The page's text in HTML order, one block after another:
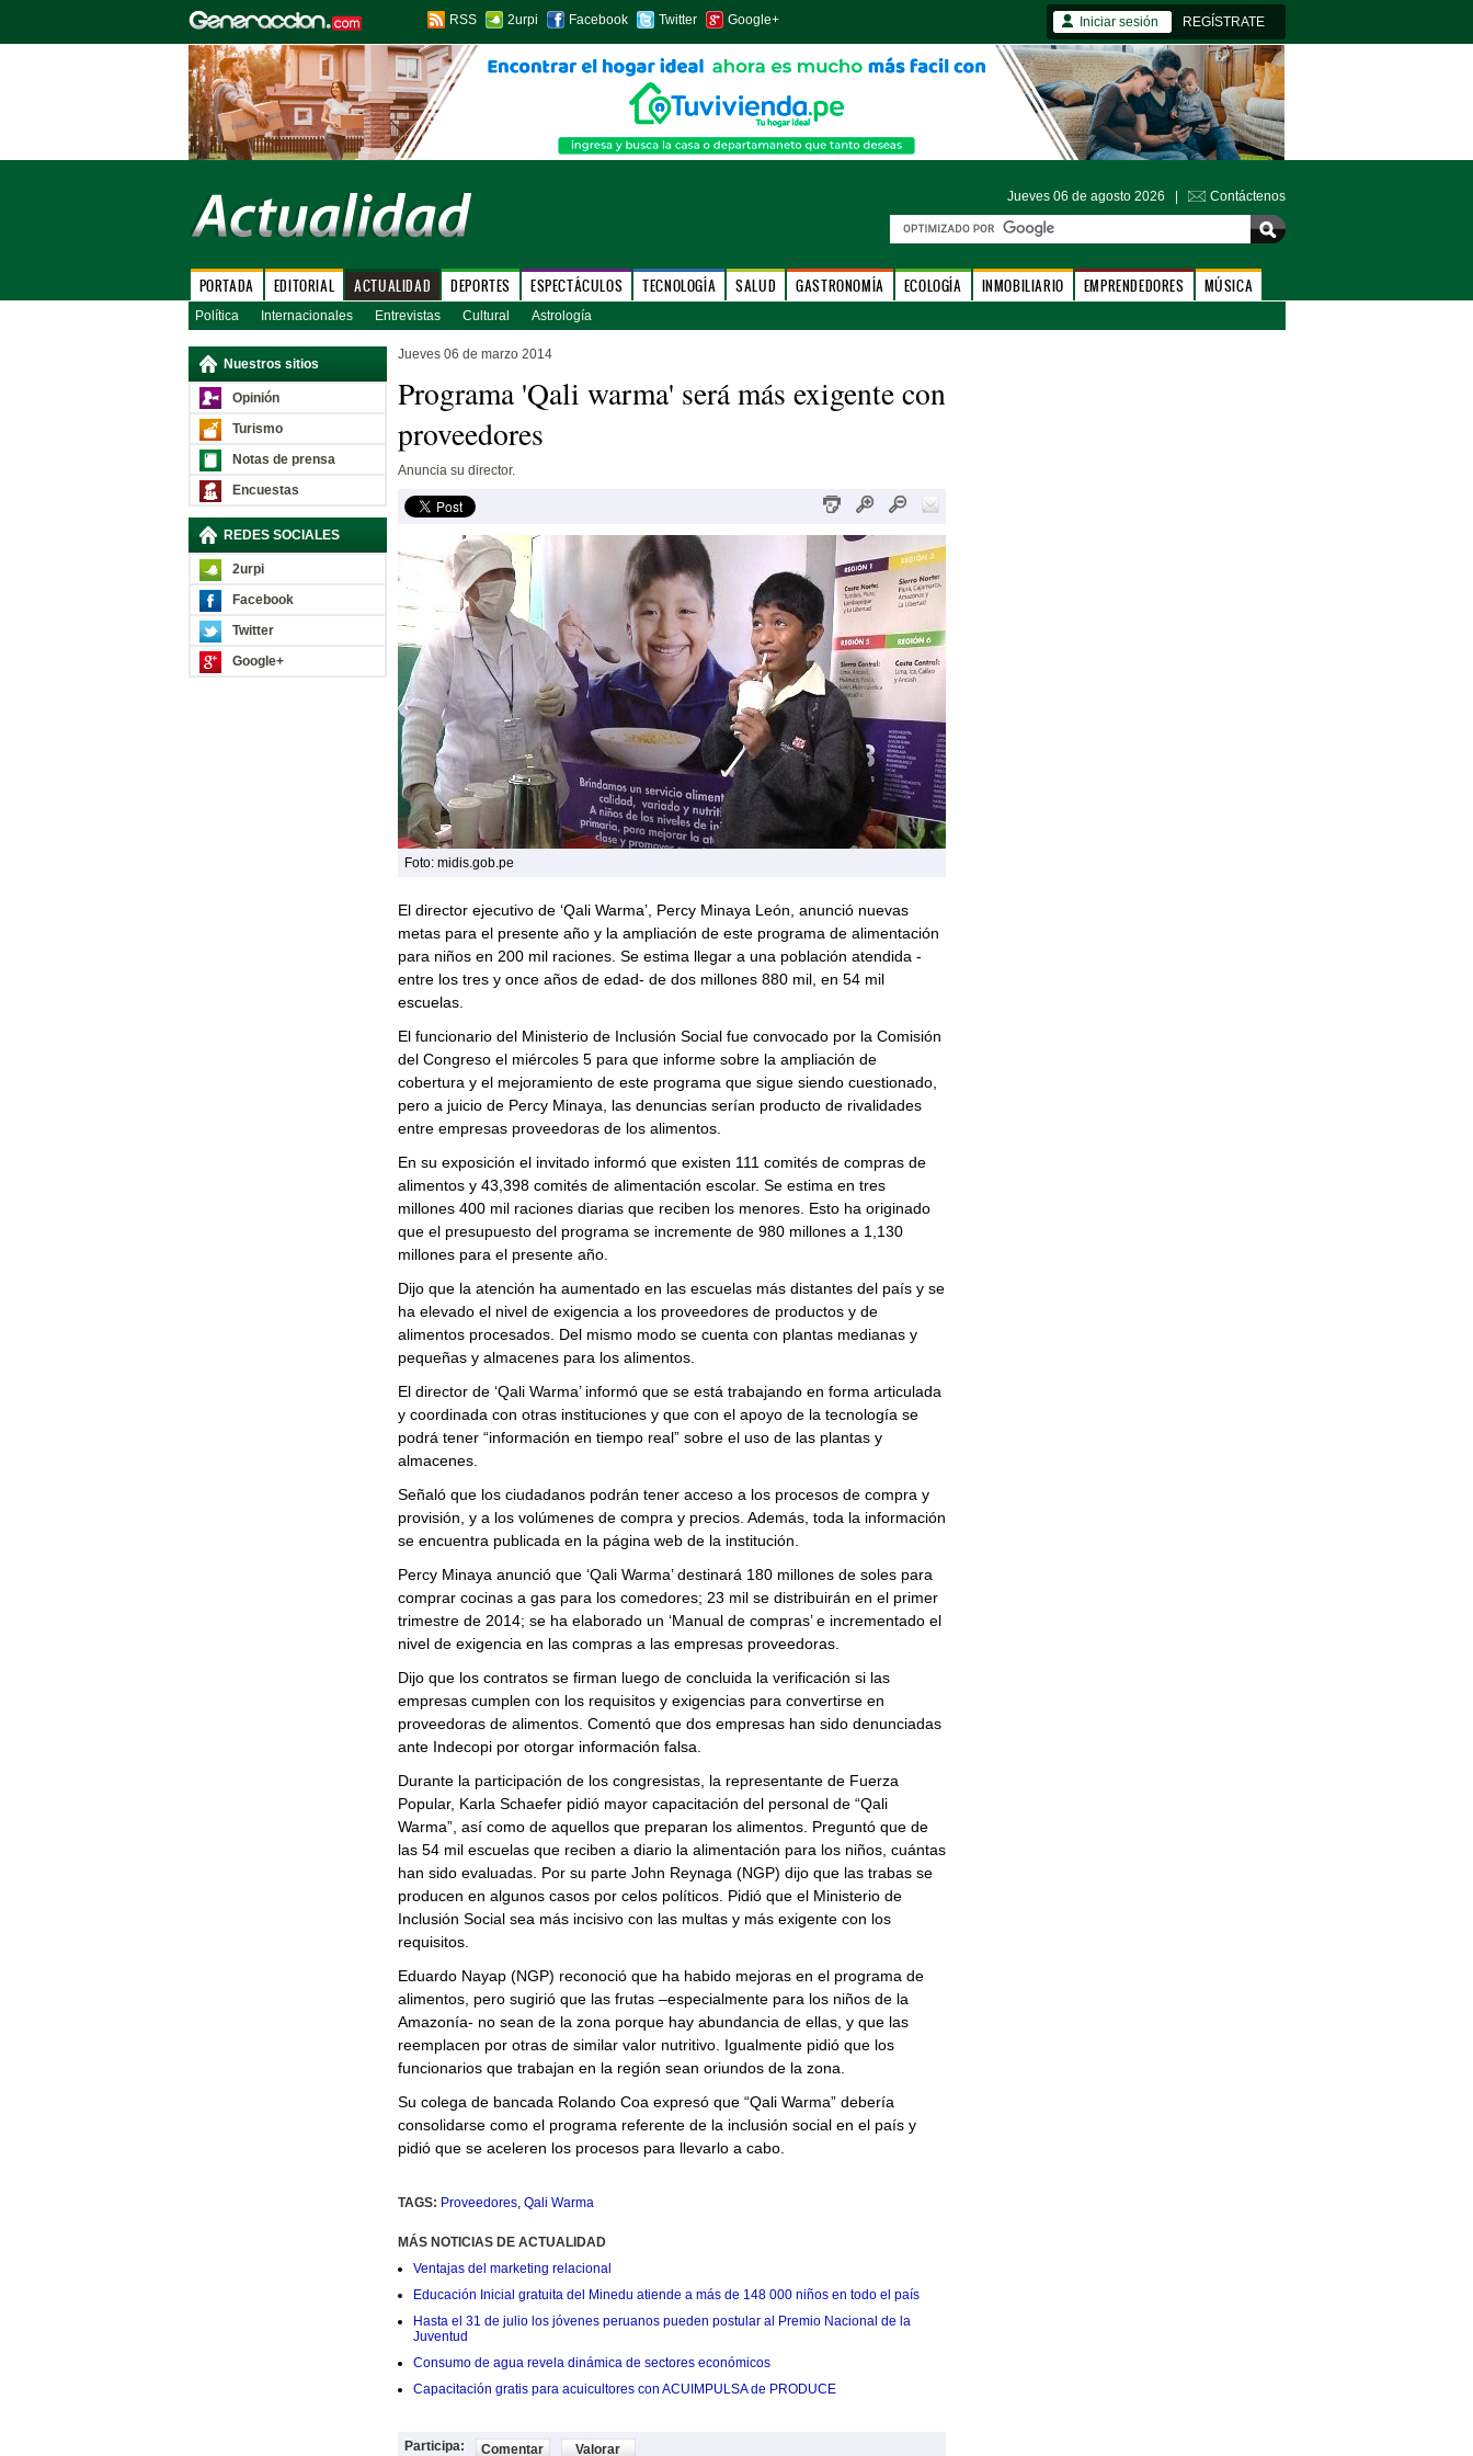
RSS 2urpi Facebook Twitter Google+ Iniciar sesión REGÍSTRATE
Jueves 06 de agosto 2026 | Contáctenos
PORTADA EDITORIAL ACTUALIDAD DEPORTES ESPECTÁCULOS TECNOLOGÍA SALUD GASTRONOMÍA ECOLOGÍA INMOBILIARIO EMPRENDEDORES MÚSICA
Política Internacionales Entrevistas Cultural Astrología
Nuestros sitios
Opinión
Turismo
Notas de prensa
Encuestas
REDES SOCIALES
2urpi
Facebook
Twitter
Google+
Jueves 06 de marzo 2014
Programa 'Qali warma' será más exigente con
proveedores
Anuncia su director.
Foto: midis.gob.pe
El director ejecutivo de ‘Qali Warma’, Percy Minaya León, anunció nuevas
metas para el presente año y la ampliación de este programa de alimentación
para niños en 200 mil raciones. Se estima llegar a una población atendida -
entre los tres y once años de edad- de dos millones 880 mil, en 54 mil
escuelas.
El funcionario del Ministerio de Inclusión Social fue convocado por la Comisión
del Congreso el miércoles 5 para que informe sobre la ampliación de
cobertura y el mejoramiento de este programa que sigue siendo cuestionado,
pero a juicio de Percy Minaya, las denuncias serían producto de rivalidades
entre empresas proveedoras de los alimentos.
En su exposición el invitado informó que existen 111 comités de compras de
alimentos y 43,398 comités de alimentación escolar. Se estima en tres
millones 400 mil raciones diarias que reciben los menores. Esto ha originado
que el presupuesto del programa se incremente de 980 millones a 1,130
millones para el presente año.
Dijo que la atención ha aumentado en las escuelas más distantes del país y se
ha elevado el nivel de exigencia a los proveedores de productos y de
alimentos procesados. Del mismo modo se cuenta con plantas medianas y
pequeñas y almacenes para los alimentos.
El director de ‘Qali Warma’ informó que se está trabajando en forma articulada
y coordinada con otras instituciones y que con el apoyo de la tecnología se
podrá tener “información en tiempo real” sobre el uso de las plantas y
almacenes.
Señaló que los ciudadanos podrán tener acceso a los procesos de compra y
provisión, y a los volúmenes de compra y precios. Además, toda la información
se encuentra publicada en la página web de la institución.
Percy Minaya anunció que ‘Qali Warma’ destinará 180 millones de soles para
comprar cocinas a gas para los comedores; 23 mil se distribuirán en el primer
trimestre de 2014; se ha elaborado un ‘Manual de compras’ e incrementado el
nivel de exigencia en las compras a las empresas proveedoras.
Dijo que los contratos se firman luego de concluida la verificación si las
empresas cumplen con los requisitos y exigencias para convertirse en
proveedoras de alimentos. Comentó que dos empresas han sido denunciadas
ante Indecopi por otorgar información falsa.
Durante la participación de los congresistas, la representante de Fuerza
Popular, Karla Schaefer pidió mayor capacitación del personal de “Qali
Warma”, así como de aquellos que preparan los alimentos. Preguntó que de
las 54 mil escuelas que reciben a diario la alimentación para los niños, cuántas
han sido evaluadas. Por su parte John Reynaga (NGP) dijo que las trabas se
producen en algunos casos por celos políticos. Pidió que el Ministerio de
Inclusión Social sea más incisivo con las multas y más exigente con los
requisitos.
Eduardo Nayap (NGP) reconoció que ha habido mejoras en el programa de
alimentos, pero sugirió que las frutas –especialmente para los niños de la
Amazonía- no sean de la zona porque hay abundancia de ellas, y que las
reemplacen por otras de similar valor nutritivo. Igualmente pidió que los
funcionarios que trabajan en la región sean oriundos de la zona.
Su colega de bancada Rolando Coa expresó que “Qali Warma” debería
consolidarse como el programa referente de la inclusión social en el país y
pidió que se aceleren los procesos para llevarlo a cabo.
TAGS: Proveedores, Qali Warma
MÁS NOTICIAS DE ACTUALIDAD
Ventajas del marketing relacional
Educación Inicial gratuita del Minedu atiende a más de 148 000 niños en todo el país
Hasta el 31 de julio los jóvenes peruanos pueden postular al Premio Nacional de la
Juventud
Consumo de agua revela dinámica de sectores económicos
Capacitación gratis para acuicultores con ACUIMPULSA de PRODUCE
Participa: Comentar Valorar